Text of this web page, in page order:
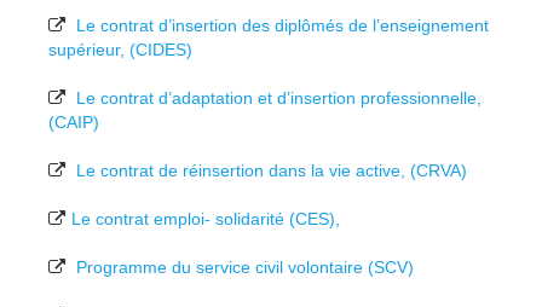
Le contrat d’insertion des diplômés de l’enseignement
supérieur, (CIDES)
Le contrat d’adaptation et d’insertion professionnelle,
(CAIP)
Le contrat de réinsertion dans la vie active, (CRVA)
Le contrat emploi- solidarité (CES),
Programme du service civil volontaire (SCV)